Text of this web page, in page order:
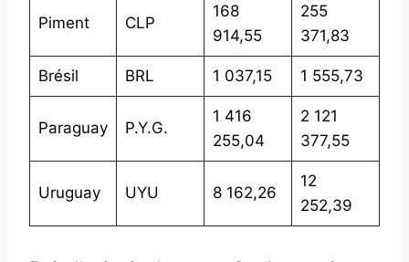
Piment CLP
168
914,55
255
371,83
Brésil BRL 1 037,15 1 555,73
Paraguay P.Y.G.
1 416
255,04
2 121
377,55
Uruguay UYU 8 162,26
12
252,39